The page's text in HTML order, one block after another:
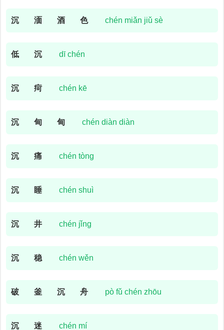
沉 湎 酒 色 chén miǎn jiǔ sè
低 沉 dī chén
沉 疴 chén kē
沉 甸 甸 chén diàn diàn
沉 痛 chén tòng
沉 睡 chén shuì
沉 井 chén jǐng
沉 稳 chén wěn
破 釜 沉 舟 pò fǔ chén zhōu
沉 迷 chén mí